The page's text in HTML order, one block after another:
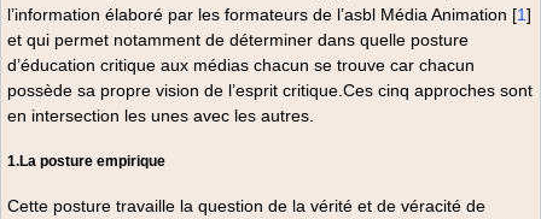
l’information élaboré par les formateurs de l’asbl Média Animation [1]
et qui permet notamment de déterminer dans quelle posture
d’éducation critique aux médias chacun se trouve car chacun
possède sa propre vision de l’esprit critique.Ces cinq approches sont
en intersection les unes avec les autres.
1.La posture empirique
Cette posture travaille la question de la vérité et de véracité de